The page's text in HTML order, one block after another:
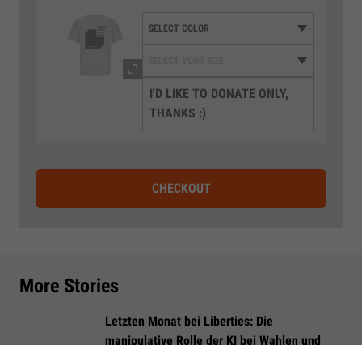
I'D LIKE TO DONATE ONLY,
THANKS :)
CHECKOUT
More Stories
Letzten Monat bei Liberties: Die
manipulative Rolle der KI bei Wahlen und